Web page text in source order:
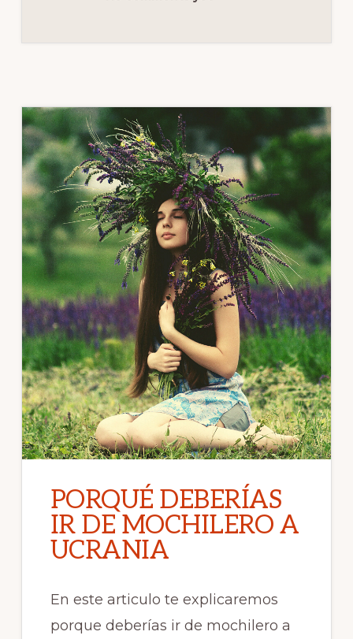
PORQUÉ DEBERÍAS
IR DE MOCHILERO A
UCRANIA
En este articulo te explicaremos
porque deberías ir de mochilero a